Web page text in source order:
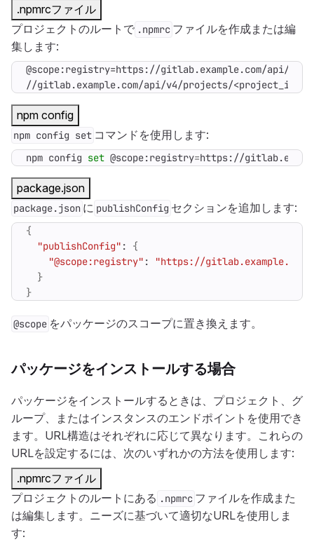
.npmrcファイル
プロジェクトのルートで .npmrc ファイルを作成または編
集します:
//gitlab.example.com/api/v4/projects/<project_id>/
npm config
npm config set コマンドを使用します:
npm config set @scope:registry=https://
package.json
package.json に publishConfig セクションを追加します:
{
"publishConfig" : {
"@scope:registry" :
"https://
}
}
@scope をパッケージのスコープに置き換えます。
パッケージをインストールする場合
パッケージをインストールするときは、プロジェクト、グ
ループ、またはインスタンスのエンドポイントを使用でき
ます。URL構造はそれぞれに応じて異なります。これらの
URLを設定するには、次のいずれかの方法を使用します:
.npmrcファイル
プロジェクトのルートにある .npmrc ファイルを作成また
は編集します。ニーズに基づいて適切なURLを使用しま
す: